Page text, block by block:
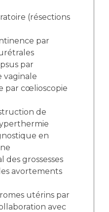
(résections
par
par
vaginale
par cœlioscopie
de
en
des grossesses
avortements
utérins par
avec